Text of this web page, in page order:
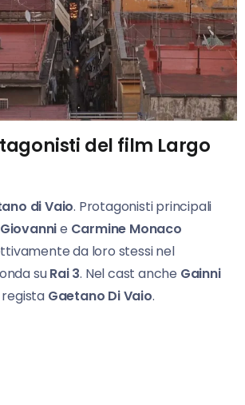
del film Largo
di Vaio. Protagonisti principali
e Carmine Monaco
da loro stessi nel
suRai 3. Nel cast anche Gainni
Gaetano Di Vaio.